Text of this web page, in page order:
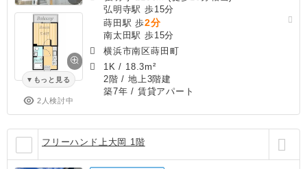
もっと見る
2人検討中
弘明寺駅 歩15分
蒔田駅 歩2分
南太田駅 歩15分
横浜市南区蒔田町
1K / 18.3m²
2階 / 地上3階建
築7年 / 賃貸アパート
フリーハンド上大岡 1階